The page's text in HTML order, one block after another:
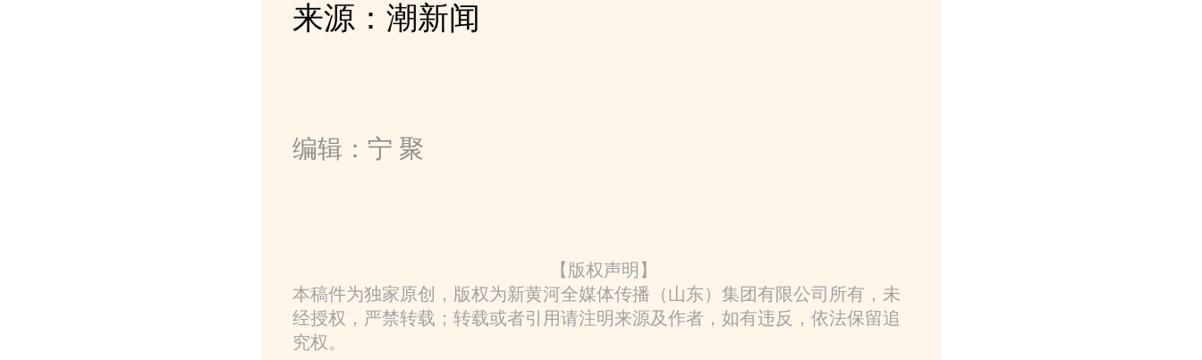
来源：潮新闻
编辑：宁 聚
【版权声明】
本稿件为独家原创，版权为新黄河全媒体传播（山东）集团有限公司所有，未
经授权，严禁转载；转载或者引用请注明来源及作者，如有违反，依法保留追
究权。